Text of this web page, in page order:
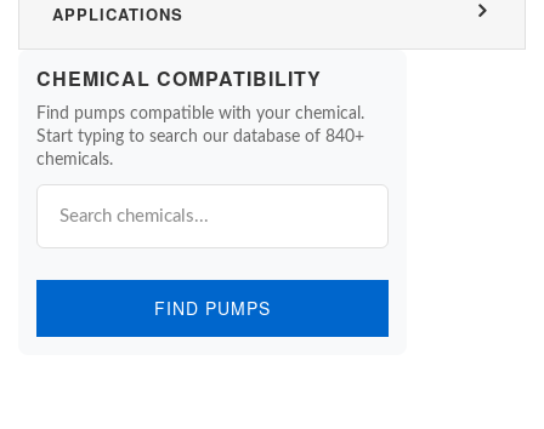
APPLICATIONS
CHEMICAL COMPATIBILITY
Find pumps compatible with your chemical.
Start typing to search our database of 840+
chemicals.
FIND PUMPS